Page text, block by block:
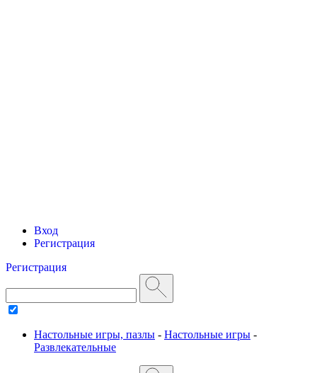
Вход
Регистрация
Регистрация
Настольные игры, пазлы - Настольные игры -
Развлекательные